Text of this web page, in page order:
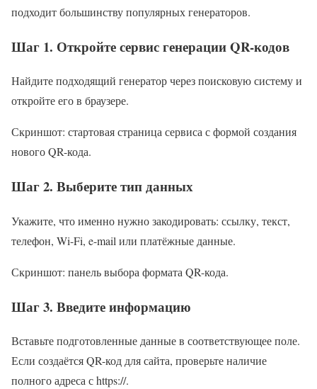
подходит большинству популярных генераторов.
Шаг 1. Откройте сервис генерации QR-кодов
Найдите подходящий генератор через поисковую систему и
откройте его в браузере.
Скриншот: стартовая страница сервиса с формой создания
нового QR-кода.
Шаг 2. Выберите тип данных
Укажите, что именно нужно закодировать: ссылку, текст,
телефон, Wi-Fi, e-mail или платёжные данные.
Скриншот: панель выбора формата QR-кода.
Шаг 3. Введите информацию
Вставьте подготовленные данные в соответствующее поле.
Если создаётся QR-код для сайта, проверьте наличие
полного адреса с https://.